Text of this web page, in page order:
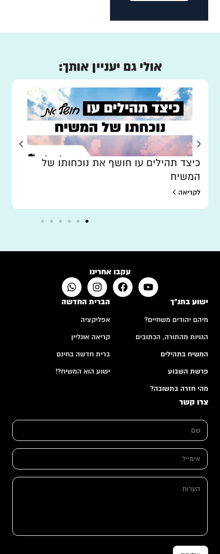
אולי גם יעניין אותך:
כיצד תהילים עו חושף את נוכחותו של
המשיח
לקריאה
עקבו אחרינו
ישוע בתנ"ך
מיהם יהודים משחיים?
הגויות מהתורה, הכתובים
המשיח בתהילים
פרשת השבוע
מהי חזרה בתשובה?
הברית החדשה
אפליקציה
קריאה אונליין
ברית חדשה בחינם
ישוע הוא המשיח?!
צרו קשר
*
ש
*
א
מ
י
ה